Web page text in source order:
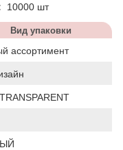
10000 шт
Вид упаковки
ассортимент